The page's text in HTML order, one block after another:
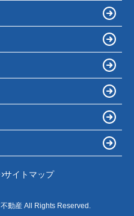
サイトマップ
動産 All Rights Reserved.